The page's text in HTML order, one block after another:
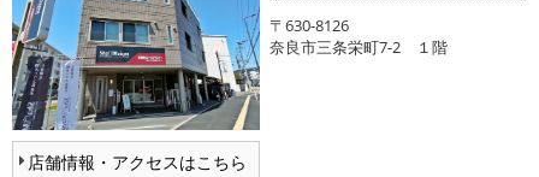
店舗情報・アクセスはこちら
〒630-8126
奈良市三条栄町7-2 １階